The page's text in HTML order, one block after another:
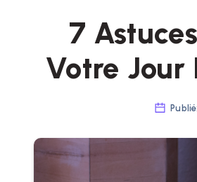
7
Votre Jour
Publié: